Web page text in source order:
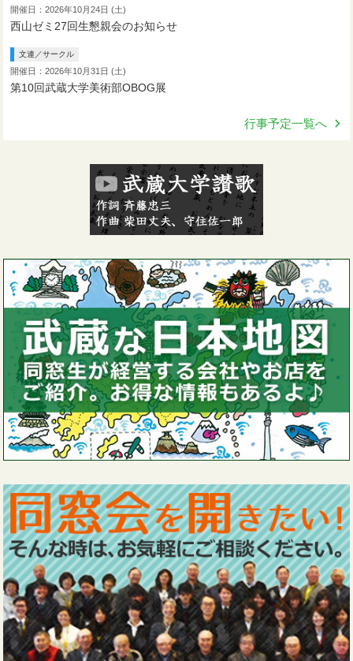
開催日：2026年10月24日 (土)
西山ゼミ27回生懇親会のお知らせ
文連／サークル
開催日：2026年10月31日 (土)
第10回武蔵大学美術部OBOG展
行事予定一覧へ